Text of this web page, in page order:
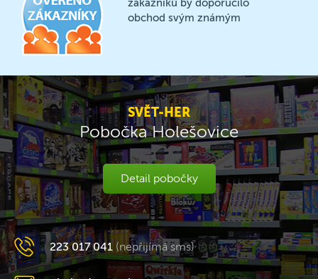
zákazníků by doporučilo
obchod svým známým
SVĚT-HER
Pobočka Holešovice
Detail pobočky
223 017 041 (nepřijímá sms)